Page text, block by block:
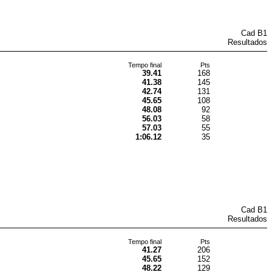
Cad B1
Resultados
Tempo final Pts
39.41
168
41.38
145
42.74
131
45.65
108
48.08
92
56.03
58
57.03
55
1:06.12
35
Cad B1
Resultados
Tempo final Pts
41.27
206
45.65
152
48.22
129